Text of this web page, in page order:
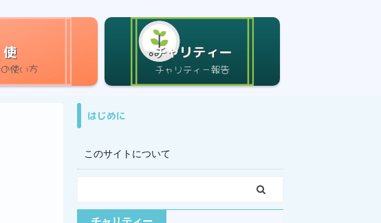
使 チャリティー
はじめに
このサイトについて